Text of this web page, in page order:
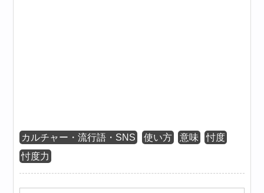
カルチャー・流行語・SNS 使い方 意味
忖度
忖度力